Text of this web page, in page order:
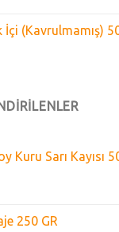
İçi (Kavrulmamış)
Kuru Sarı Kayısı
250 GR